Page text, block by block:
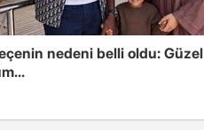
nedeni belli oldu: Güzel